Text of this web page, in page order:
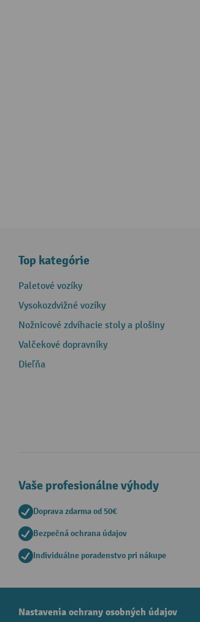
Top kategórie
Paletové vozíky
Vysokozdvižné vozíky
Nožnicové zdvíhacie stoly a plošiny
Valčekové dopravníky
Dieľňa
Vaše profesionálne výhody
Doprava zdarma od 50€
Bezpečná ochrana údajov
Individuálne poradenstvo pri nákupe
Nastavenia ochrany osobných údajov